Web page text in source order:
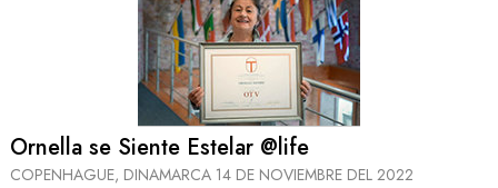
Ornella se Siente Estelar @life
COPENHAGUE, DINAMARCA 14 DE NOVIEMBRE DEL 2022